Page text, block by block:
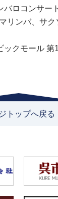
ロコンサート
リンバ、サク
ックモール
トップへ戻る